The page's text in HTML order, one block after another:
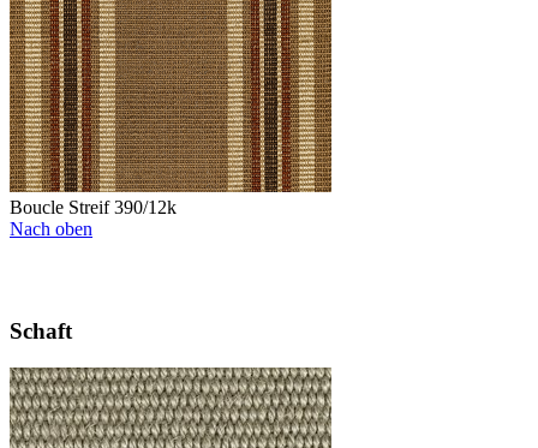
Boucle Streif 390/12k
Nach oben
Schaft